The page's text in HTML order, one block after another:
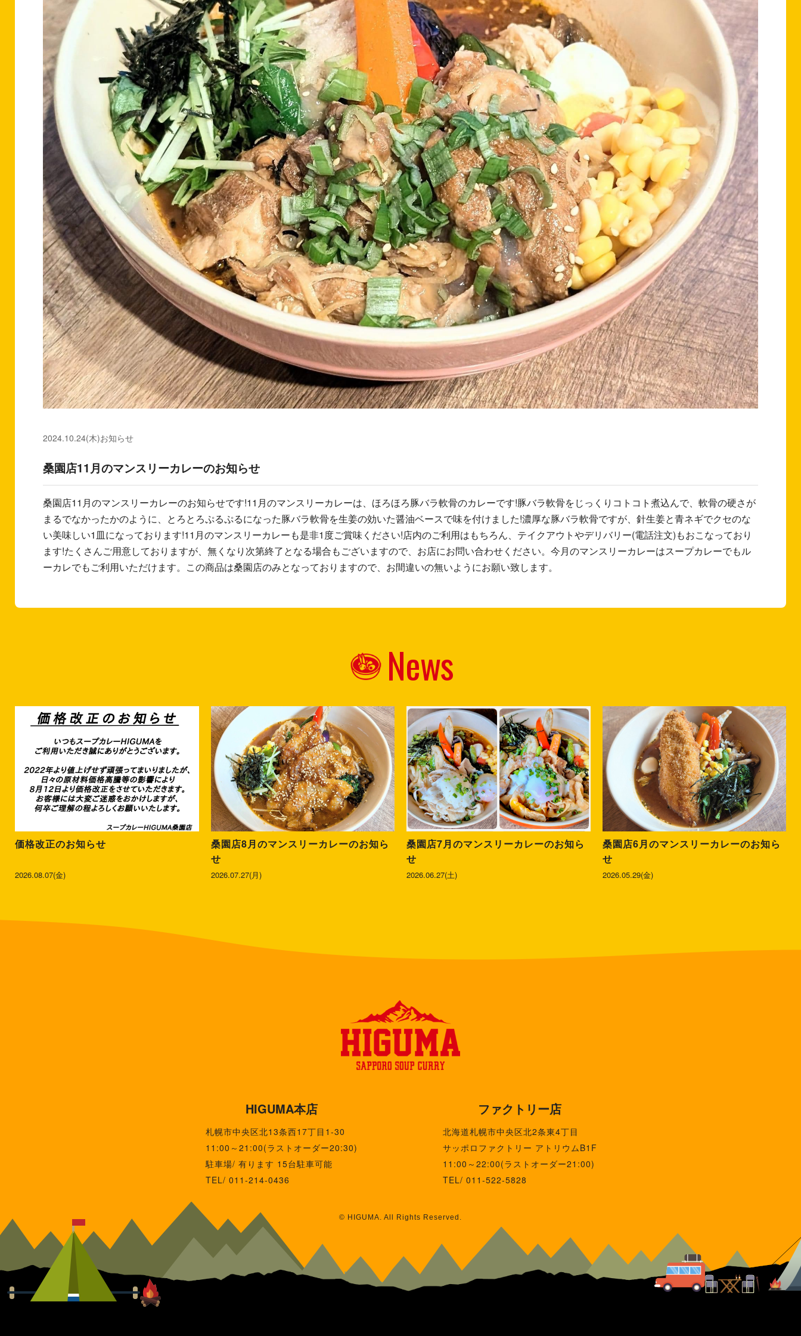
2024.10.24(木)お知らせ
桑園店11月のマンスリーカレーのお知らせ
桑園店11月のマンスリーカレーのお知らせです!11月のマンスリーカレーは、ほろほろ豚バラ軟骨のカレーです!豚バラ軟骨をじっくりコトコト煮込んで、軟骨の硬さが
まるでなかったかのように、とろとろぷるぷるになった豚バラ軟骨を生姜の効いた醤油ベースで味を付けました!濃厚な豚バラ軟骨ですが、針生姜と青ネギでクセのな
い美味しい1皿になっております!11月のマンスリーカレーも是非1度ご賞味ください!店内のご利用はもちろん、テイクアウトやデリバリー(電話注文)もおこなっており
ます!たくさんご用意しておりますが、無くなり次第終了となる場合もございますので、お店にお問い合わせください。今月のマンスリーカレーはスープカレーでもル
ーカレでもご利用いただけます。この商品は桑園店のみとなっておりますので、お間違いの無いようにお願い致します。
News
価格改正のお知らせ
2026.08.07(金)
桑園店8月のマンスリーカレーのお知ら
せ
2026.07.27(月)
桑園店7月のマンスリーカレーのお知ら
せ
2026.06.27(土)
桑園店6月のマンスリーカレーのお知ら
せ
2026.05.29(金)
HIGUMA本店
札幌市中央区北13条西17丁目1-30
11:00～21:00(ラストオーダー20:30)
駐車場/ 有ります 15台駐車可能
TEL/ 011-214-0436
ファクトリー店
北海道札幌市中央区北2条東4丁目
サッポロファクトリー アトリウムB1F
11:00～22:00(ラストオーダー21:00)
TEL/ 011-522-5828
© HIGUMA. All Rights Reserved.